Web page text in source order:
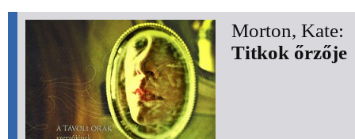
Morton, Kate:
Titkok őrzője